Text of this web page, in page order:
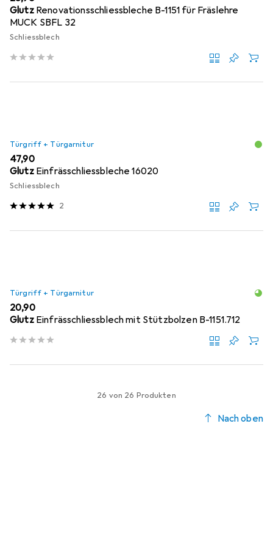
Glutz Renovationsschliessbleche B-1151 für Fräslehre
MUCK SBFL 32
Schliessblech
Türgriff + Türgarnitur
EUR
47,90
Glutz Einfrässchliessbleche 16020
Schliessblech
2
Türgriff + Türgarnitur
EUR
20,90
Glutz Einfrässchliessblech mit Stützbolzen B-1151.712
26 von 26 Produkten
Nach oben